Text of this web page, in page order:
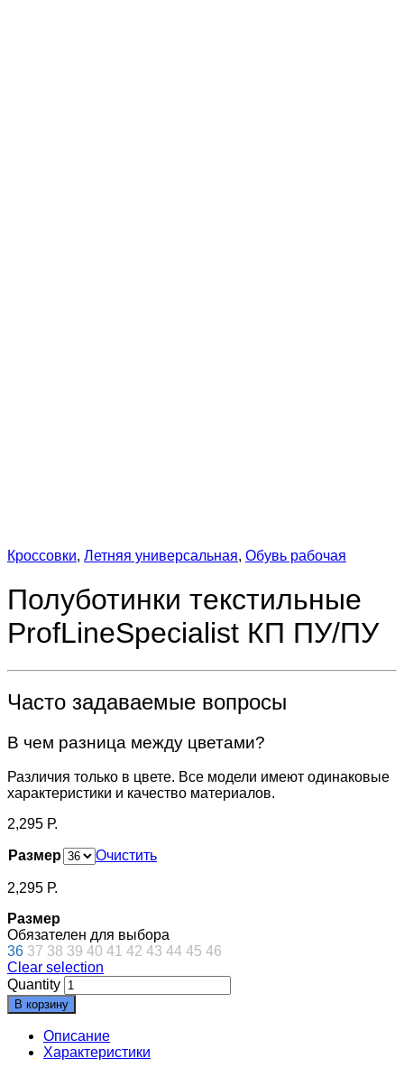
Кроссовки, Летняя универсальная, Обувь рабочая
Полуботинки текстильные
ProfLineSpecialist КП ПУ/ПУ
Часто задаваемые вопросы
В чем разница между цветами?
Различия только в цвете. Все модели имеют одинаковые
характеристики и качество материалов.
2,295 Р.
Размер Очистить
2,295 Р.
Размер
Обязателен для выбора
36 37 38 39 40 41 42 43 44 45 46
Clear selection
Quantity
В корзину
Описание
Характеристики